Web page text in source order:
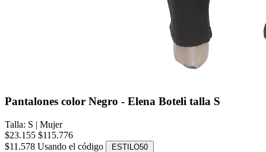
Pantalones color Negro - Elena Boteli talla S
Talla: S | Mujer
$23.155 $115.776
$11.578 Usando el código ESTILO50